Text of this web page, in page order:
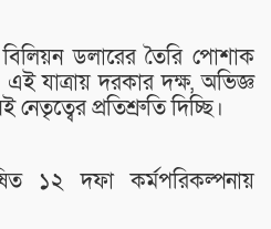
ডলারের তৈরি পোশাক
এই যাত্রায় দরকার দক্ষ, অভিজ্ঞ
প্রতিশ্রুতি দিচ্ছি।
১২ দফা কর্মপরিকল্পনায়